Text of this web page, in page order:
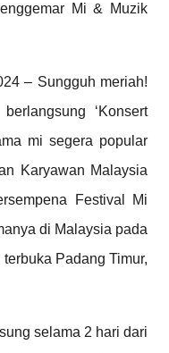
Mi & Muzik
– Sungguh meriah!
‘Konsert
mi segera popular
Karyawan Malaysia
Festival Mi
di Malaysia pada
Padang Timur,
selama 2 hari dari